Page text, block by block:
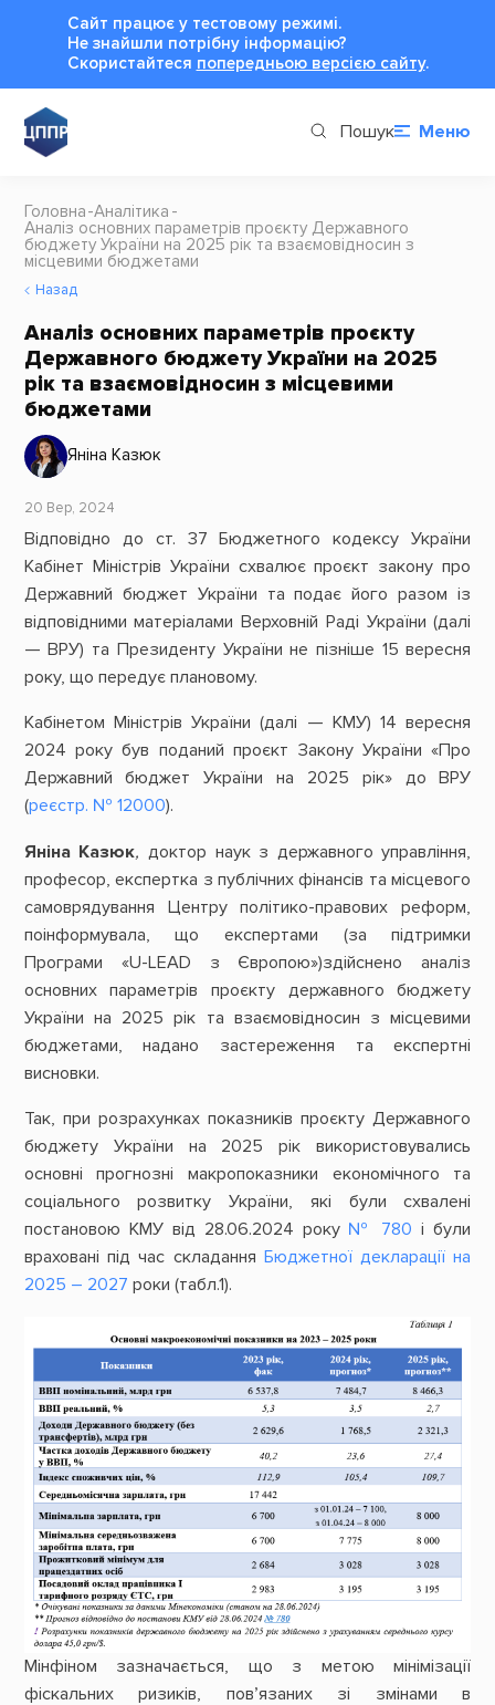
Сайт працює у тестовому режимі.
Не знайшли потрібну інформацію?
Cкористайтеся попередньою версією сайту.
Пошук Меню
Головна Аналітика
Аналіз основних параметрів проєкту Державного
бюджету України на 2025 рік та взаємовідносин з
місцевими бюджетами
Назад
Аналіз основних параметрів проєкту
Державного бюджету України на 2025
рік та взаємовідносин з місцевими
бюджетами
Яніна Казюк
20 Вер, 2024
Відповідно до ст. 37 Бюджетного кодексу України
Кабінет Міністрів України схвалює проєкт закону про
Державний бюджет України та подає його разом із
відповідними матеріалами Верховній Раді України (далі
— ВРУ) та Президенту України не пізніше 15 вересня
року, що передує плановому.
Кабінетом Міністрів України (далі — КМУ) 14 вересня
2024 року був поданий проєкт Закону України «Про
Державний бюджет України на 2025 рік» до ВРУ
(реєстр. № 12000).
Яніна Казюк, доктор наук з державного управління,
професор, експертка з публічних фінансів та місцевого
самоврядування Центру політико-правових реформ,
поінформувала, що експертами (за підтримки
Програми «U-LEAD з Європою»)здійснено аналіз
основних параметрів проєкту державного бюджету
України на 2025 рік та взаємовідносин з місцевими
бюджетами, надано застереження та експертні
висновки.
Так, при розрахунках показників проєкту Державного
бюджету України на 2025 рік використовувались
основні прогнозні макропоказники економічного та
соціального розвитку України, які були схвалені
постановою КМУ від 28.06.2024 року № 780 і були
враховані під час складання Бюджетної декларації на
2025 – 2027 роки (табл.1).
Мінфіном зазначається, що з метою мінімізації
фіскальних ризиків, пов’язаних зі змінами в